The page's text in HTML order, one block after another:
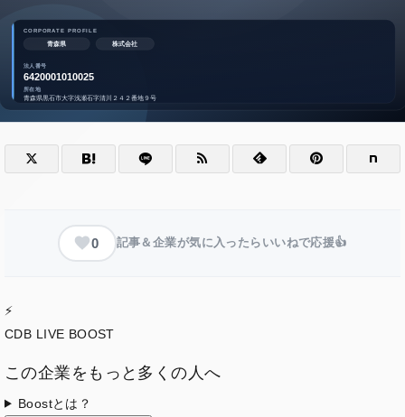
0 記事＆企業が気に入ったらいいねで応援👍
⚡
CDB LIVE BOOST
この企業をもっと多くの人へ
Boostとは？